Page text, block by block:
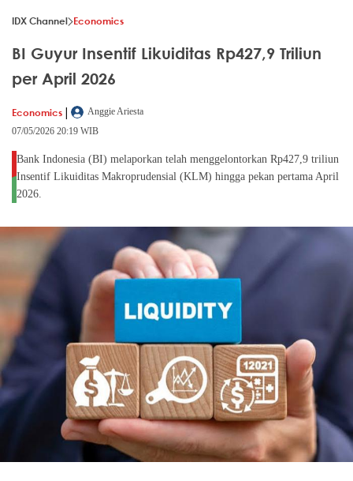
IDX Channel Economics
BI Guyur Insentif Likuiditas Rp427,9 Triliun
per April 2026
Economics |
Anggie Ariesta
07/05/2026 20:19 WIB
Bank Indonesia (BI) melaporkan telah menggelontorkan Rp427,9 triliun
Insentif Likuiditas Makroprudensial (KLM) hingga pekan pertama April
2026.